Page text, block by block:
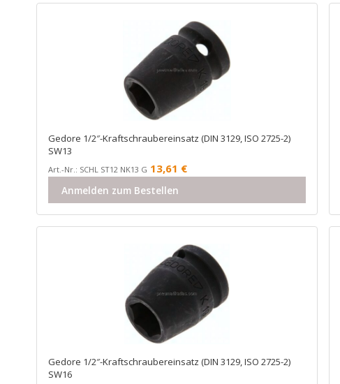
Gedore 1/2″-Kraftschraubereinsatz (DIN 3129, ISO 2725-2)
SW13
Art.-Nr.: SCHL ST12 NK13 G 13,61 €
Anmelden zum Bestellen
Gedore 1/2″-Kraftschraubereinsatz (DIN 3129, ISO 2725-2)
SW16